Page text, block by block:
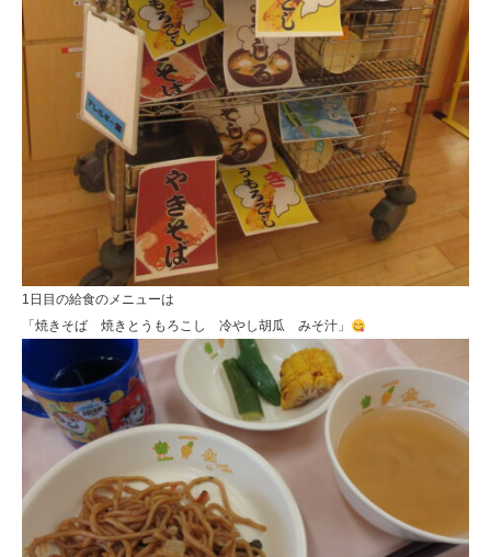
1日目の給食のメニューは
「焼きそば 焼きとうもろこし 冷やし胡瓜 みそ汁」